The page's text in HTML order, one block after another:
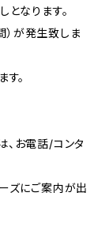
なります。
）が発生致しま
。
お電話/コンタ
ズにご案内が出